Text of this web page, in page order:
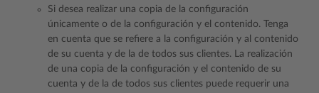
Si desea realizar una copia de la configuración
únicamente o de la configuración y el contenido. Tenga
en cuenta que se refiere a la configuración y al contenido
de su cuenta y de la de todos sus clientes. La realización
de una copia de la configuración y el contenido de su
cuenta y de la de todos sus clientes puede requerir una